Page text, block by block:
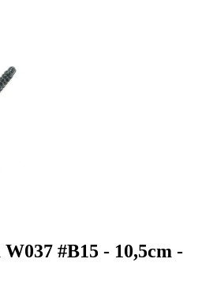
#B15 - 10,5cm -